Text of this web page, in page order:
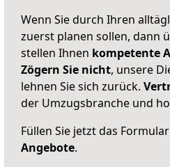
Wenn Sie durch Ihren
zuerst planen sollen, dann
stellen Ihnen kompetente
Zögern Sie nicht, unsere
lehnen Sie sich zurück.
der Umzugsbranche und
Füllen Sie jetzt das
Angebote.